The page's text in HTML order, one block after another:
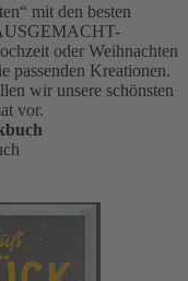
mit den besten
oder Weihnachten
passenden Kreationen.
wir unsere schönsten
vor.